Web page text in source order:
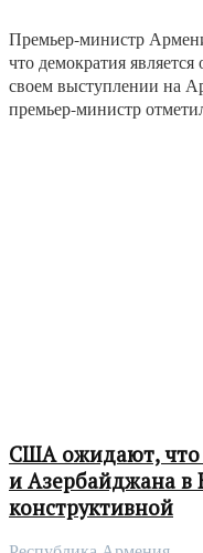
Премьер-министр
что демократия
своем выступлении на
премьер-министр
США ожидают, что
и Азербайджана в
конструктивной